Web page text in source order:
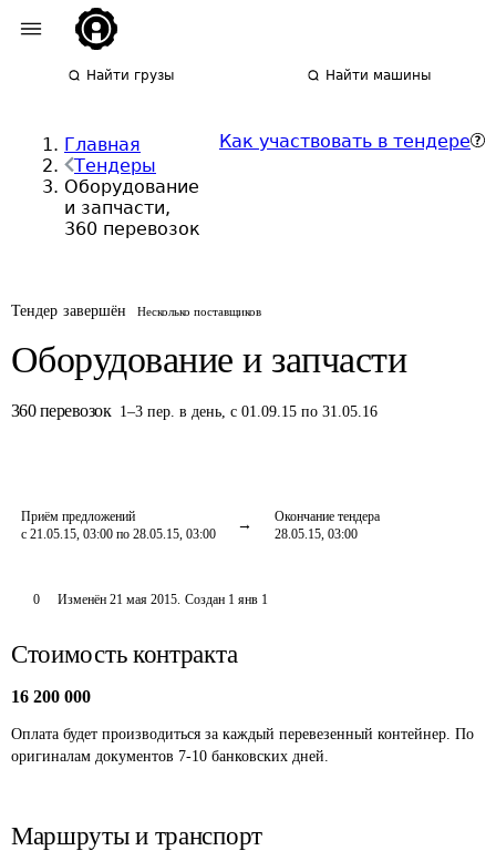
Найти грузы Найти машины
Главная
Тендеры
Оборудование
и запчасти,
360 перевозок
Как участвовать в тендере
Тендер завершён Несколько поставщиков
Оборудование и запчасти
360 перевозок 1–3 пер. в день,с 01.09.15 по 31.05.16
Приём предложений
с 21.05.15, 03:00 по 28.05.15, 03:00
Окончание тендера
28.05.15, 03:00
0 Изменён 21 мая 2015. Создан 1 янв 1
Стоимость контракта
16 200 000
Оплата будет производиться за каждый перевезенный контейнер. По
оригиналам документов 7-10 банковских дней.
Маршруты и транспорт